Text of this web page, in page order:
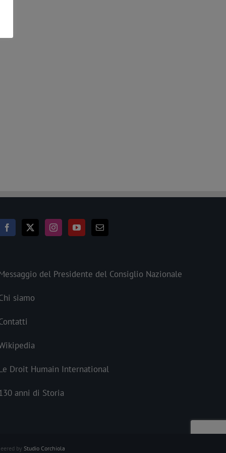
del Presidente del Consiglio Nazionale
siamo
Droit Humain International
anni di Storia
by Studio Corchiola